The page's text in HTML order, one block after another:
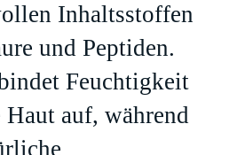
Inhaltsstoffen
und Peptiden.
Feuchtigkeit
auf, während